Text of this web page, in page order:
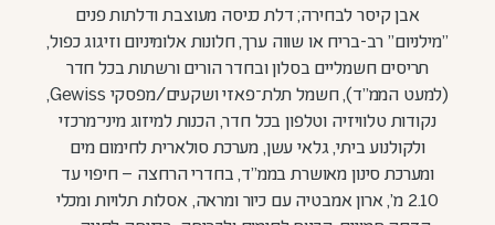
אבן קיסר לבחירה; דלת כניסה מעוצבת ודלתות פנים
"מילניום" רב-בריח או שווה ערך, חלונות אלומיניום וזיגוג כפול,
תריסים חשמליים בסלון ובחדר הורים ורשתות בכל חדר
נקודות טלוויזיה וטלפון בכל חדר, הכנות למיזוג מיני־מרכזי
ולקולנוע ביתי, גלאי עשן, מערכת סולארית לחימום מים
ומערכת סינון מאושרת בממ"ד, בחדרי הרחצה – חיפוי עד
2.10 מ׳, ארון אמבטיה עם כיור ומראה, אסלות תלויות ומכלי